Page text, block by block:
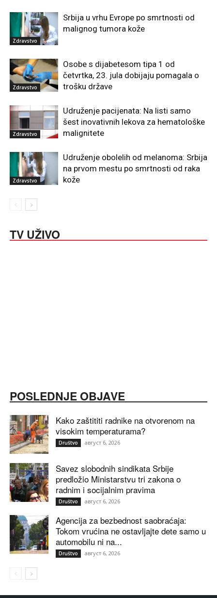
Zdravstvo
Srbija u vrhu Evrope po smrtnosti od
malignog tumora kože
Zdravstvo
Osobe s dijabetesom tipa 1 od
četvrtka, 23. jula dobijaju pomagala o
trošku države
Zdravstvo
Udruženje pacijenata: Na listi samo
šest inovativnih lekova za hematološke
malignitete
Zdravstvo
Udruženje obolelih od melanoma: Srbija
na prvom mestu po smrtnosti od raka
kože
TV UŽIVO
POSLEDNJE OBJAVE
Kako zaštititi radnike na otvorenom na
visokim temperaturama?
Društvo август 6, 2026
Savez slobodnih sindikata Srbije
predložio Ministarstvu tri zakona o
radnim i socijalnim pravima
Društvo август 6, 2026
Agencija za bezbednost saobraćaja:
Tokom vrućina ne ostavljajte dete samo u
automobilu ni na...
Društvo август 6, 2026